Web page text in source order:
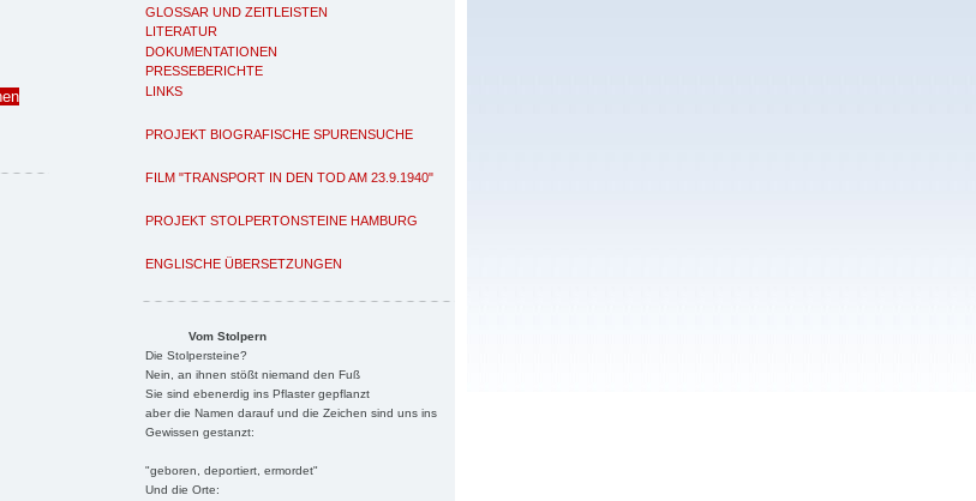
GLOSSAR UND ZEITLEISTEN
LITERATUR
DOKUMENTATIONEN
PRESSEBERICHTE
LINKS
PROJEKT BIOGRAFISCHE SPURENSUCHE
FILM "TRANSPORT IN DEN TOD AM 23.9.1940"
PROJEKT STOLPERTONSTEINE HAMBURG
ENGLISCHE ÜBERSETZUNGEN
Vom Stolpern
Die Stolpersteine?
Nein, an ihnen stößt niemand den Fuß
Sie sind ebenerdig ins Pflaster gepflanzt
aber die Namen darauf und die Zeichen sind uns ins
Gewissen gestanzt:
"geboren, deportiert, ermordet"
Und die Orte: